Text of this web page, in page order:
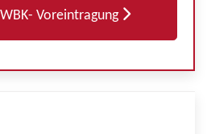
Voreintragung